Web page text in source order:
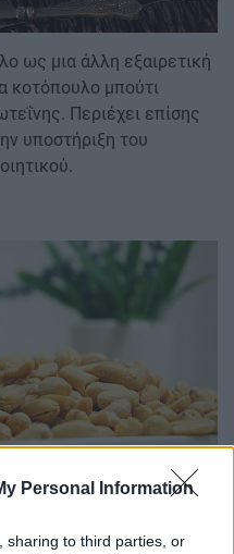
Personal Information
sharing to third parties, or
ως μια άλλη εξαιρετική
κοτόπουλο μπούτι
Περιέχει επίσης
υποστήριξη του